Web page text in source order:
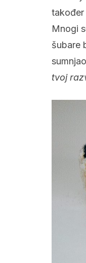
također
Mnogi
šubare
tvoj